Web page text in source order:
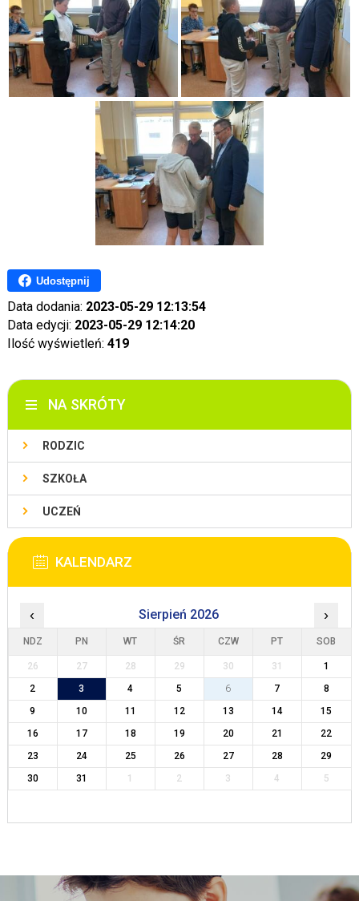
Udostępnij
Data dodania: 2023-05-29 12:13:54
Data edycji: 2023-05-29 12:14:20
Ilość wyświetleń: 419
NA SKRÓTY
RODZIC
SZKOŁA
UCZEŃ
KALENDARZ
‹ Sierpień 2026 ›
NDZ PN WT ŚR CZW PT SOB
26 27 28 29 30 31
1
2
3 4 5 6 7
8
9
10 11 12 13 14
15
16
17 18 19 20 21
22
23
24 25 26 27 28
29
30
31 1 2 3 4 5